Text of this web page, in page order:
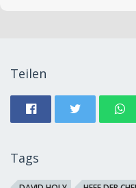
Teilen
Tags